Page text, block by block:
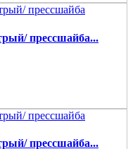
прессшайба...
прессшайба...